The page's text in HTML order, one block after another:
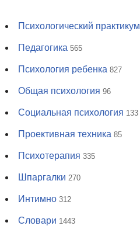
Психологический практикум
Педагогика 565
Психология ребенка 827
Общая психология 96
Социальная психология 133
Проективная техника 85
Психотерапия 335
Шпаргалки 270
Интимно 312
Словари 1443